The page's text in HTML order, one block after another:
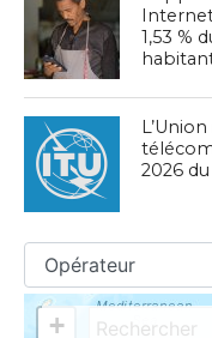
1,53 %
2026